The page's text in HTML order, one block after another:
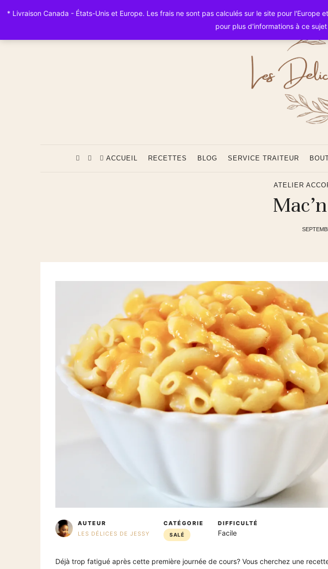
Les
de
ACCUEIL RECETTES BLOG SERVICE TRAITEUR
ATELIER
AUTEUR
LES DÉLICES DE JESSY
CATÉGORIE
SALÉ
DIFFICULTÉ
Facile
Déjà trop fatigué après cette première journée de cours? Vous cherchez une
* Livraison Canada - États-Unis et Europe. Les frais ne sont pas calculés sur le site pour
pour plus d'informations à ce